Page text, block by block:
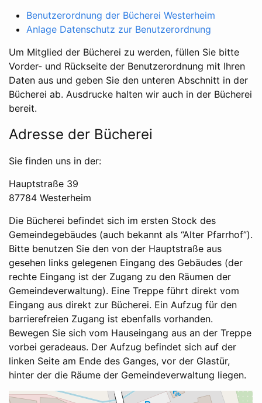
Benutzerordnung der Bücherei Westerheim
Anlage Datenschutz zur Benutzerordnung
Um Mitglied der Bücherei zu werden, füllen Sie bitte
Vorder- und Rückseite der Benutzerordnung mit Ihren
Daten aus und geben Sie den unteren Abschnitt in der
Bücherei ab. Ausdrucke halten wir auch in der Bücherei
bereit.
Adresse der Bücherei
Sie finden uns in der:
Hauptstraße 39
87784 Westerheim
Die Bücherei befindet sich im ersten Stock des
Gemeindegebäudes (auch bekannt als “Alter Pfarrhof”).
Bitte benutzen Sie den von der Hauptstraße aus
gesehen links gelegenen Eingang des Gebäudes (der
rechte Eingang ist der Zugang zu den Räumen der
Gemeindeverwaltung). Eine Treppe führt direkt vom
Eingang aus direkt zur Bücherei. Ein Aufzug für den
barrierefreien Zugang ist ebenfalls vorhanden.
Bewegen Sie sich vom Hauseingang aus an der Treppe
vorbei geradeaus. Der Aufzug befindet sich auf der
linken Seite am Ende des Ganges, vor der Glastür,
hinter der die Räume der Gemeindeverwaltung liegen.